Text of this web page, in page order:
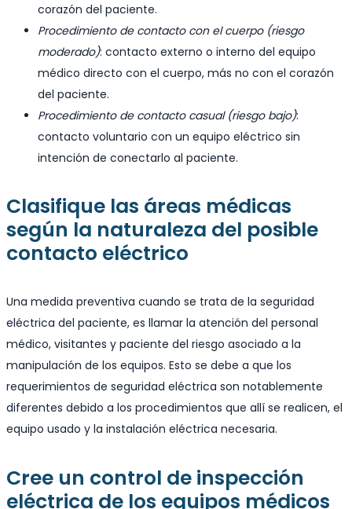
corazón del paciente.
Procedimiento de contacto con el cuerpo (riesgo
moderado): contacto externo o interno del equipo
médico directo con el cuerpo, más no con el corazón
del paciente.
Procedimiento de contacto casual (riesgo bajo):
contacto voluntario con un equipo eléctrico sin
intención de conectarlo al paciente.
Clasifique las áreas médicas
según la naturaleza del posible
contacto eléctrico
Una medida preventiva cuando se trata de la seguridad
eléctrica del paciente, es llamar la atención del personal
médico, visitantes y paciente del riesgo asociado a la
manipulación de los equipos. Esto se debe a que los
requerimientos de seguridad eléctrica son notablemente
diferentes debido a los procedimientos que allí se realicen, el
equipo usado y la instalación eléctrica necesaria.
Cree un control de inspección
eléctrica de los equipos médicos